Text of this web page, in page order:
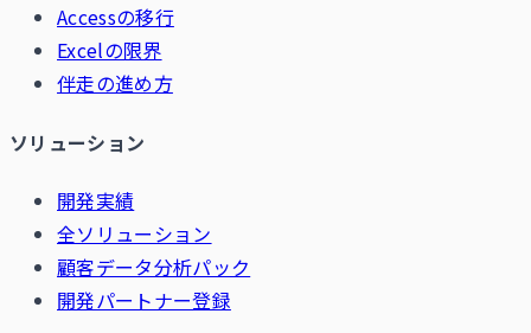
Accessの移行
Excelの限界
伴走の進め方
ソリューション
開発実績
全ソリューション
顧客データ分析パック
開発パートナー登録